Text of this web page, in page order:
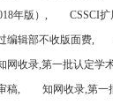
年版）,
CSSCI扩
编辑部不收版面费,
网收录,第一批认定学
稿,
知网收录,第一